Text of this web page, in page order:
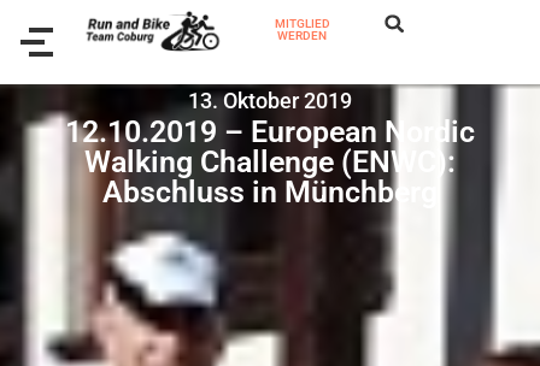
MITGLIED
WERDEN
13. Oktober 2019
12.10.2019 – European Nordic
Walking Challenge (ENWC):
Abschluss in Münchberg